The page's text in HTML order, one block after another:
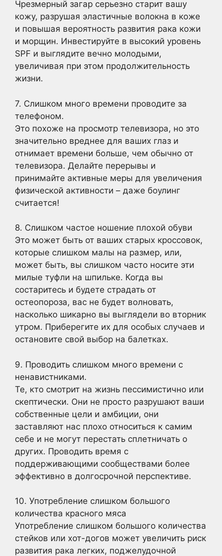
Чрезмерный загар серьезно старит вашу
кожу, разрушая эластичные волокна в коже
и повышая вероятность развития рака кожи
и морщин. Инвестируйте в высокий уровень
SPF и выглядите вечно молодыми,
увеличивая при этом продолжительность
жизни.
7. Слишком много времени проводите за
телефоном.
Это похоже на просмотр телевизора, но это
значительно вреднее для ваших глаз и
отнимает времени больше, чем обычно от
телевизора. Делайте перерывы и
принимайте активные меры для увеличения
физической активности – даже боулинг
считается!
8. Слишком частое ношение плохой обуви
Это может быть от ваших старых кроссовок,
которые слишком малы на размер, или,
может быть, вы слишком часто носите эти
милые туфли на шпильке. Когда вы
состаритесь и будете страдать от
остеопороза, вас не будет волновать,
насколько шикарно вы выглядели во вторник
утром. Приберегите их для особых случаев и
остановите свой выбор на балетках.
9. Проводить слишком много времени с
ненавистниками.
Те, кто смотрит на жизнь пессимистично или
скептически. Они не просто разрушают ваши
собственные цели и амбиции, они
заставляют нас плохо относиться к самим
себе и не могут перестать сплетничать о
других. Проводить время с
поддерживающими сообществами более
эффективно в долгосрочной перспективе.
10. Употребление слишком большого
количества красного мяса
Употребление слишком большого количества
стейков или хот-догов может увеличить риск
развития рака легких, поджелудочной